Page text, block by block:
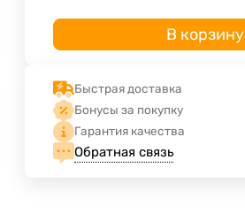
В корзину
Быстрая доставка
Бонусы за покупку
Гарантия качества
Обратная связь